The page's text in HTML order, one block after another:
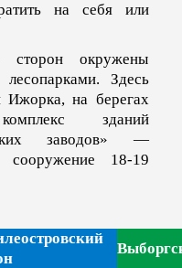
на себя или
окружены
Здесь
Ижорка, на берегах
зданий
заводов» —
сооружение 18-19